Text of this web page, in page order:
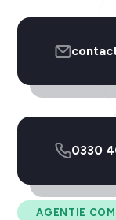
AGENTIE
0330